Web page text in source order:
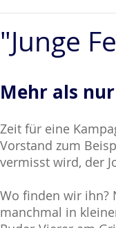
"Junge
Mehr als
Zeit für eine
Vorstand zum
vermisst wird, der
Wo finden wir ihn?
manchmal in